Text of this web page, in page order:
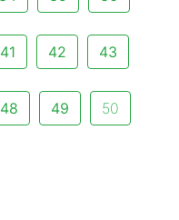
41 42 43
48 49 50